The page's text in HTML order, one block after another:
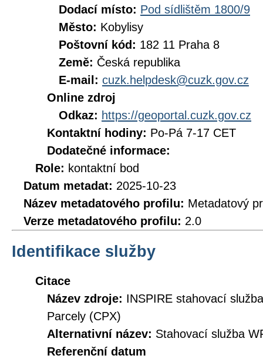
Dodací místo: Pod sídlištěm 1800/9
Město: Kobylisy
Poštovní kód: 182 11 Praha 8
Země: Česká republika
E-mail: cuzk.helpdesk@cuzk.gov.cz
Online zdroj
Odkaz: https://geoportal.cuzk.gov.cz
Kontaktní hodiny: Po-Pá 7-17 CET
Dodatečné informace:
Role: kontaktní bod
Datum metadat: 2025-10-23
Název metadatového profilu: Metadatový
Verze metadatového profilu: 2.0
Identifikace služby
Citace
Název zdroje: INSPIRE stahovací
Parcely (CPX)
Alternativní název: Stahovací služba
Referenční datum